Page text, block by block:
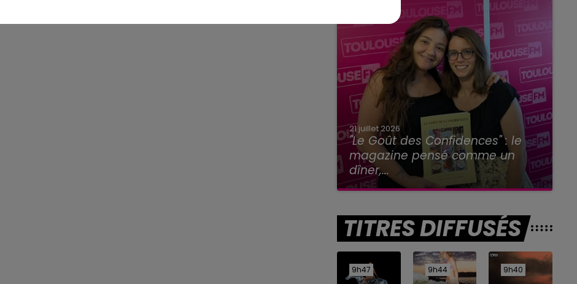
21 juillet 2026
"Le Goût des Confidences" : le
magazine pensé comme un
dîner,...
TITRES DIFFUSÉS
9h47
9h47 9h44
9h44 9h40
9h40